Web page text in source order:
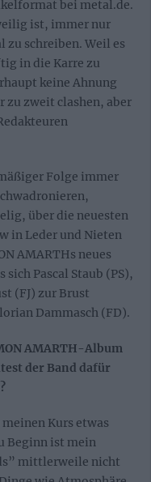
bei metal.de.
ist, immer nur
schreiben. Weil es
in die Karre zu
keine Ahnung
zu zweit clashen, aber
Folge immer
über die neuesten
in Leder und Nieten
AMARTHs neues
sich Pascal Staub (PS),
(FJ) zur Brust
Dammasch (FD).
AMARTH-Album
der Band dafür
Kurs etwas
Beginn ist mein
mittlerweile nicht